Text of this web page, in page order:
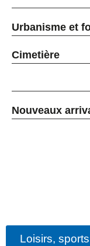
Urbanisme et
Cimetière
Nouveaux
Loisirs,